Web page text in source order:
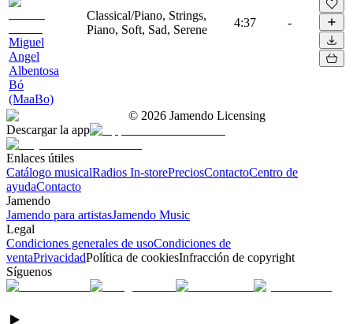
Miguel
Angel
Albentosa
Bó
(MaaBo)
Classical/Piano, Strings,
Piano, Soft, Sad, Serene
4:37 -
© 2026 Jamendo Licensing
Descargar la app
Enlaces útiles
Catálogo musicalRadios In-storePreciosContactoCentro de
ayudaContacto
Jamendo
Jamendo para artistasJamendo Music
Legal
Condiciones generales de usoCondiciones de
ventaPrivacidadPolítica de cookiesInfracción de copyright
Síguenos